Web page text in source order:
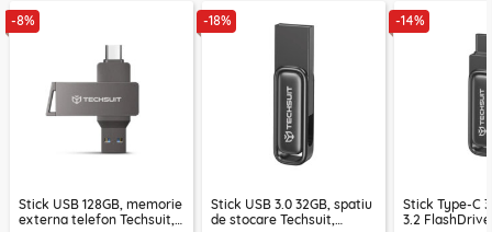
-8%
Stick USB 128GB, memorie
externa telefon Techsuit,
-18%
Stick USB 3.0 32GB, spatiu
de stocare Techsuit,
-14%
Stick Type-C
3.2